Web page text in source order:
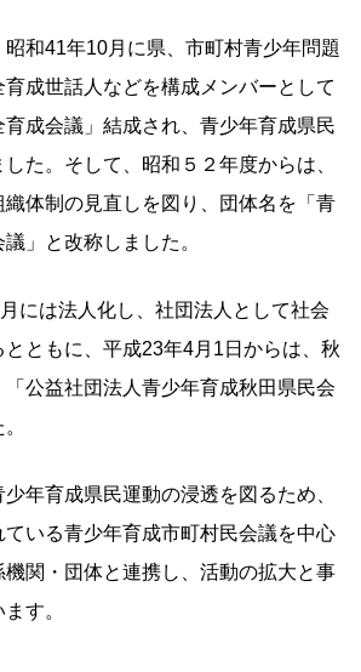
和41年10月に県、市町村青少年問題
成世話人などを構成メンバーとして
育成会議」結成され、青少年育成県民
た。そして、昭和５２年度からは、
体制の見直しを図り、団体名を「青
」と改称しました。
には法人化し、社団法人として社会
ともに、平成23年4月1日からは、秋
公益社団法人青少年育成秋田県民会
年育成県民運動の浸透を図るため、
いる青少年育成市町村民会議を中心
関・団体と連携し、活動の拡大と事
す。